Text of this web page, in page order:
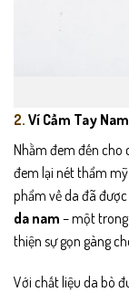
2. Ví Cầm Tay
Nhằm đem đến cho
đem lại nét thẩm
phẩm về da đã
da nam – một
thiện sự gọn gàng
Với chất liệu da bò